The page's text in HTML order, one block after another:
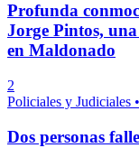
Profunda
Jorge Pintos,
en Maldonado
2
Policiales y Judiciales •
Dos personas